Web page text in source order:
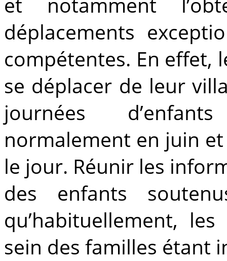
déplacements
compétentes. En effet,
se déplacer de leur
journées
normalement en juin
le jour. Réunir les
des enfants
qu’habituellement,
sein des familles étant